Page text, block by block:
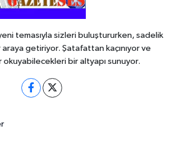
temasıyla sizleri buluştururken, sadelik
getiriyor. Şatafattan kaçınıyor ve
okuyabilecekleri bir altyapı sunuyor.